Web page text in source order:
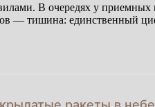
В очередях у
— тишина: единственный